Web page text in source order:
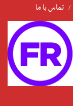
تماس با ما